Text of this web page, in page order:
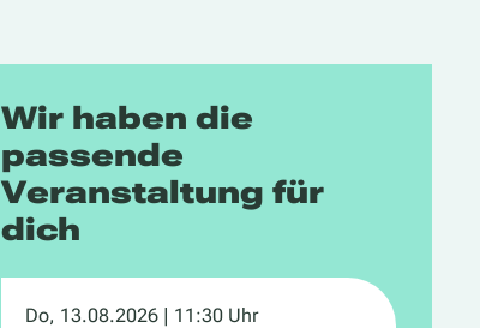
Wir haben die
passende
Veranstaltung für
dich
Do, 13.08.2026| 11:30 Uhr